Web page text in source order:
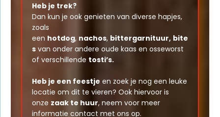
Heb je trek?
Dan kun je ook genieten van diverse hapjes,
zoals
een hotdog, nachos, bittergarnituur, bite
svan onder andere oude kaas en osseworst
of verschillende tosti’s.
Heb je een feestje en zoek je nog een leuke
locatie om dit te vieren? Ook hiervoor is
onze zaak te huur, neem voor meer
informatie contact met ons op.